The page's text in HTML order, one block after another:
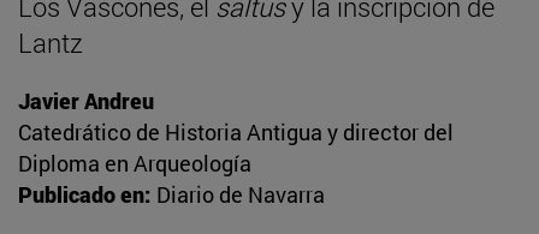
Lantz
Javier Andreu
Catedrático de Historia Antigua y director del
Diploma en Arqueología
Publicado en: Diario de Navarra